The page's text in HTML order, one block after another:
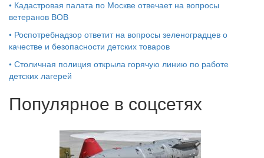
• Кадастровая палата по Москве отвечает на вопросы
ветеранов ВОВ
• Роспотребнадзор ответит на вопросы зеленоградцев о
качестве и безопасности детских товаров
• Столичная полиция открыла горячую линию по работе
детских лагерей
Популярное в соцсетях